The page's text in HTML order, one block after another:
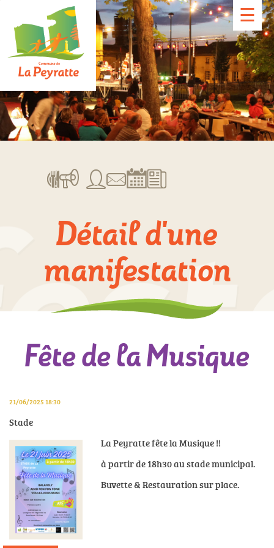
☰
Détail d'une
manifestation
Fête de la Musique
21/06/2025 18:30
Stade
La Peyratte fête la Musique !!
à partir de 18h30 au stade municipal.
Buvette & Restauration sur place.